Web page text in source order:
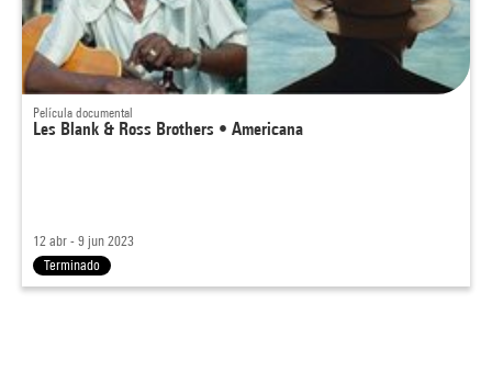
Película documental
Les Blank & Ross Brothers • Americana
12 abr - 9 jun 2023
Terminado